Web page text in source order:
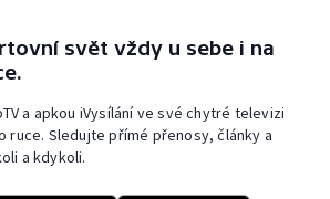
svět vždy u sebe i na
a apkou iVysílání ve své chytré televizi
ruce. Sledujte přímé přenosy, články a
a kdykoli.